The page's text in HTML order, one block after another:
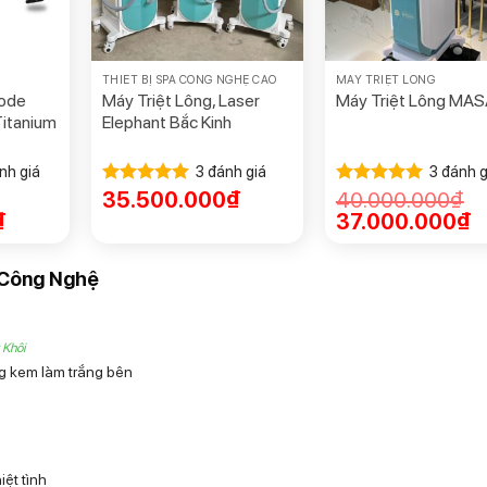
giá
THIẾT BỊ SPA CÔNG NGHỆ CAO
Máy Triệt Lông, Laser
Elephant Bắc Kinh
Được xếp
hạng5.00
3 đánh giá
35.500.000₫
MÁY TRIỆT LÔNG
Máy Triệt Lông
Được xếp
hạng5.00
5 sao
3 đánh
40.000.000₫
37.000.000₫
Nghệ
kem làm trắng bên
tình